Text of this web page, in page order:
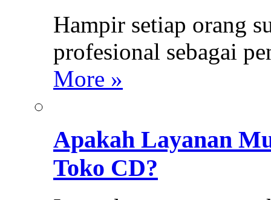
Hampir setiap orang
profesional sebagai
More »
Apakah Layanan
Toko CD?